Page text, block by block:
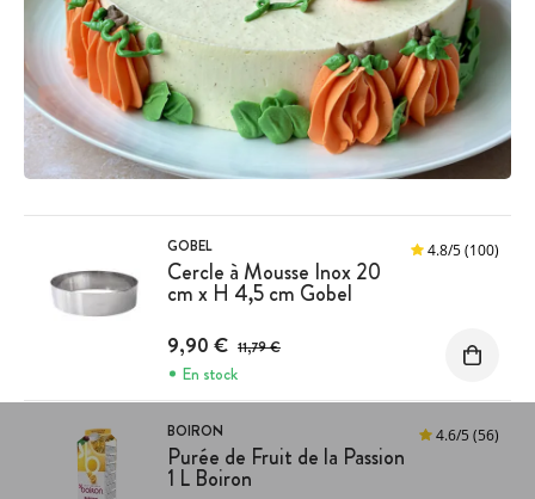
GOBEL
Cercle à Mousse Inox 20
cm x H 4,5 cm Gobel
4.8/5(100)
9,90 € Prix avant réduction :
11,79 €
En stock
BOIRON
Purée de Fruit de la Passion
1 L Boiron
4.6/5 (56)